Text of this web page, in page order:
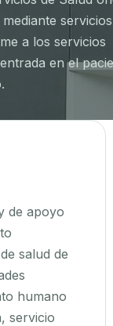
servicios
a los servicios
en el
de apoyo
salud de
humano
servicio